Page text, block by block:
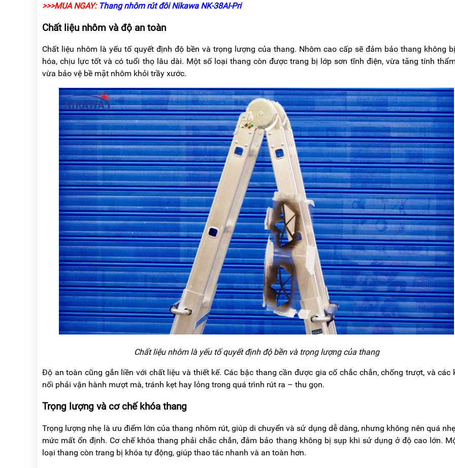
>>>MUA NGAY: Thang nhôm rút đôi Nikawa NK-38AI-Pri
Chất liệu nhôm và độ an toàn
Chất liệu nhôm là yếu tố quyết định độ bền và trọng lượng của thang. Nhôm cao cấp sẽ đảm bảo thang không
hóa, chịu lực tốt và có tuổi thọ lâu dài. Một số loại thang còn được trang bị lớp sơn tĩnh điện, vừa tăng tính
vừa bảo vệ bề mặt nhôm khỏi trầy xước.
Chất liệu nhôm là yếu tố quyết định độ bền và trọng lượng của thang
Độ an toàn cũng gắn liền với chất liệu và thiết kế. Các bậc thang cần được gia cố chắc chắn, chống trượt, và các
nối phải vận hành mượt mà, tránh kẹt hay lỏng trong quá trình rút ra – thu gọn.
Trọng lượng và cơ chế khóa thang
Trọng lượng nhẹ là ưu điểm lớn của thang nhôm rút, giúp di chuyển và sử dụng dễ dàng, nhưng không nên quá
mức mất ổn định. Cơ chế khóa thang phải chắc chắn, đảm bảo thang không bị sụp khi sử dụng ở độ cao lớn.
loại thang còn trang bị khóa tự động, giúp thao tác nhanh và an toàn hơn.